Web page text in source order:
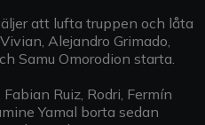
att lufta truppen och låta
Alejandro Grimado,
Samu Omorodion starta.
Ruiz, Rodri, Fermín
Yamal borta sedan